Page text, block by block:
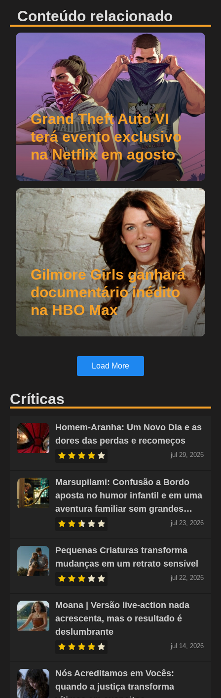
Conteúdo relacionado
Grand Theft Auto VI
terá evento exclusivo
na Netflix em agosto
Gilmore Girls ganhará
documentário inédito
na HBO Max
Load More
Críticas
Homem-Aranha: Um Novo Dia e as
dores das perdas e recomeços
jul 29, 2026
Marsupilami: Confusão a Bordo
aposta no humor infantil e em uma
aventura familiar sem grandes…
jul 23, 2026
Pequenas Criaturas transforma
mudanças em um retrato sensível
jul 22, 2026
Moana | Versão live-action nada
acrescenta, mas o resultado é
deslumbrante
jul 14, 2026
Nós Acreditamos em Vocês:
quando a justiça transforma